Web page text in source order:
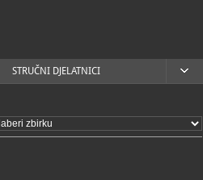
STRUČNI DJELATNICI